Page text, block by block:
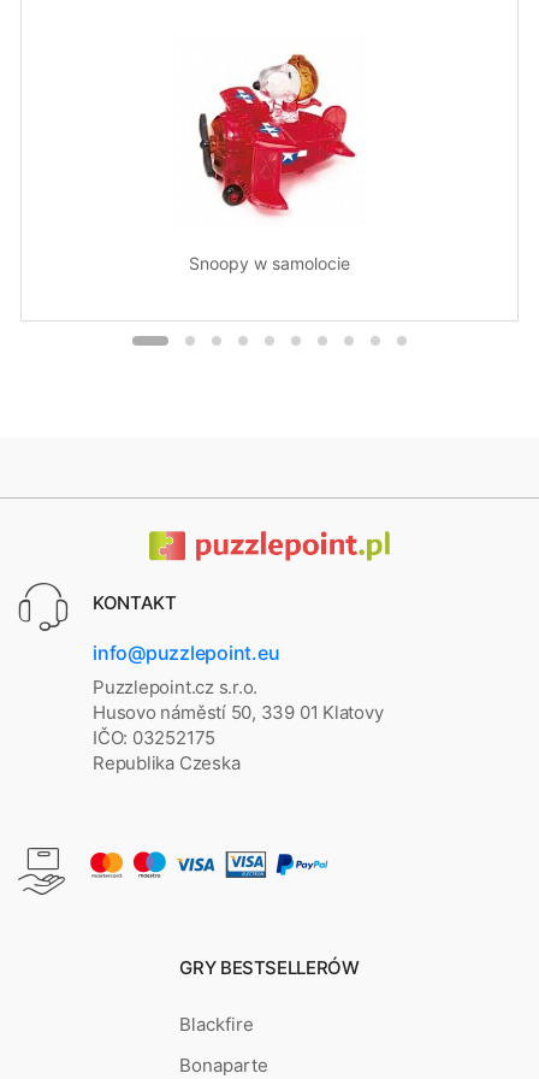
Snoopy w samolocie
KONTAKT
info@puzzlepoint.eu
Puzzlepoint.cz s.r.o.
Husovo náměstí 50, 339 01 Klatovy
IČO: 03252175
Republika Czeska
GRY BESTSELLERÓW
Blackfire
Bonaparte